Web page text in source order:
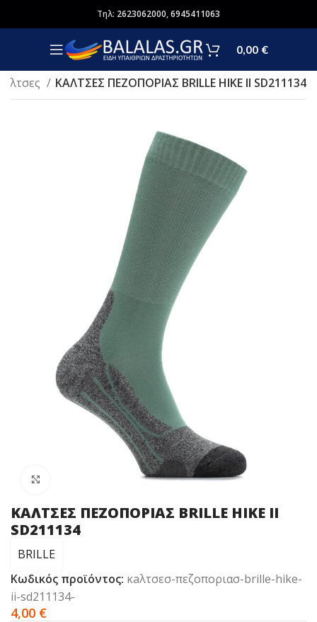
Τηλ: 2623062000,6945411063
0,00 €
ΚAΛΤΣΕΣ ΠΕΖΟΠΟΡΙΑΣ BRILLE HIKE II SD211134
ΚAΛΤΣΕΣ ΠΕΖΟΠΟΡΙΑΣ BRILLE HIKE II
SD211134
BRILLE
Κωδικός προϊόντος: κaλτσεσ-πεζοποριασ-brille-hike-
ii-sd211134-
4,00 €